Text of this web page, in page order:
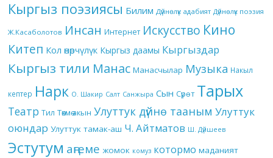
Кыргыз поэзиясы Билим Дүйнөлүк адабият Дүйнөлүк поэзия
Ж.Касаболотов Инсан Интернет Искусство Кино
Китеп Кол өнөрчүлүк Кыргыз даамы Кыргыздар
Кыргыз тили Манас Манасчылар Музыка Накыл
кептер Нарк О. Шакир Салт Санжыра Сын Сүрөт Тарых
Театр Тил Төкмө акын Улуттук дүйнө тааным Улуттук
оюндар Улуттук тамак-аш Ч. Айтматов Ш. Дүйшеев
Эстутум аңгеме жомок комуз котормо маданият